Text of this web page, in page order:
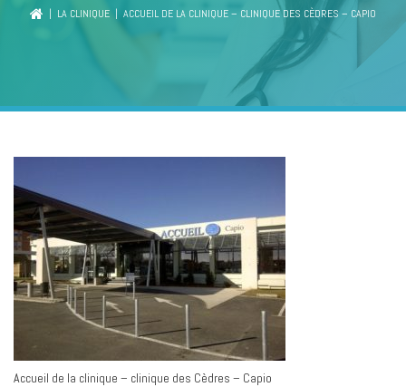
| LA CLINIQUE | ACCUEIL DE LA CLINIQUE – CLINIQUE DES CÈDRES – CAPIO
Accueil de la clinique – clinique des Cèdres – Capio